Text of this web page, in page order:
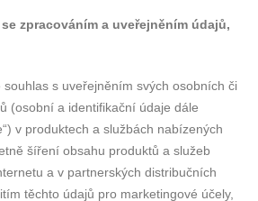
zpracováním a uveřejněním údajů,
s uveřejněním svých osobních či
(osobní a identifikační údaje dále
v produktech a službách nabízených
šíření obsahu produktů a služeb
a v partnerských distribučních
těchto údajů pro marketingové účely,